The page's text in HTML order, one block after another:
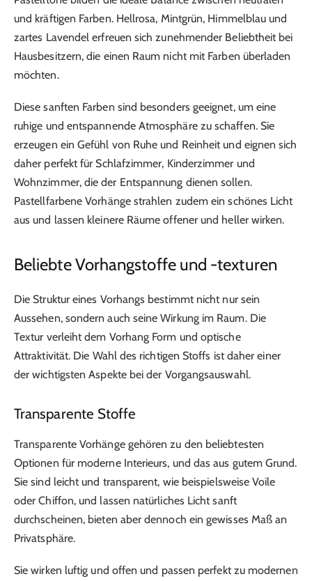
und kräftigen Farben. Hellrosa, Mintgrün, Himmelblau und
zartes Lavendel erfreuen sich zunehmender Beliebtheit bei
Hausbesitzern, die einen Raum nicht mit Farben überladen
möchten.
Diese sanften Farben sind besonders geeignet, um eine
ruhige und entspannende Atmosphäre zu schaffen. Sie
erzeugen ein Gefühl von Ruhe und Reinheit und eignen sich
daher perfekt für Schlafzimmer, Kinderzimmer und
Wohnzimmer, die der Entspannung dienen sollen.
Pastellfarbene Vorhänge strahlen zudem ein schönes Licht
aus und lassen kleinere Räume offener und heller wirken.
Beliebte Vorhangstoffe und -texturen
Die Struktur eines Vorhangs bestimmt nicht nur sein
Aussehen, sondern auch seine Wirkung im Raum. Die
Textur verleiht dem Vorhang Form und optische
Attraktivität. Die Wahl des richtigen Stoffs ist daher einer
der wichtigsten Aspekte bei der Vorgangsauswahl.
Transparente Stoffe
Transparente Vorhänge gehören zu den beliebtesten
Optionen für moderne Interieurs, und das aus gutem Grund.
Sie sind leicht und transparent, wie beispielsweise Voile
oder Chiffon, und lassen natürliches Licht sanft
durchscheinen, bieten aber dennoch ein gewisses Maß an
Privatsphäre.
Sie wirken luftig und offen und passen perfekt zu modernen